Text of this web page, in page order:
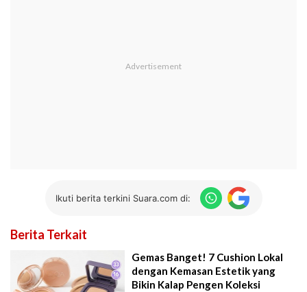
Ikuti berita terkini Suara.com di:
Berita Terkait
Gemas Banget! 7 Cushion Lokal
dengan Kemasan Estetik yang
Bikin Kalap Pengen Koleksi